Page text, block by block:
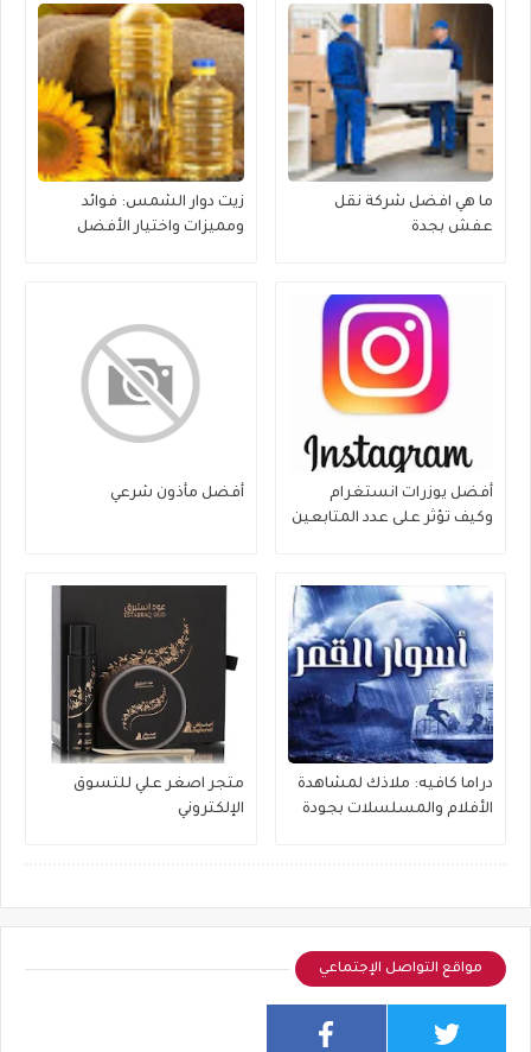
ما هي افضل شركة نقل
عفش بجدة
زيت دوار الشمس: فوائد
ومميزات واختيار الأفضل
أفضل يوزرات انستغرام
وكيف تؤثر على عدد المتابعين
أفضل مأذون شرعي
دراما كافيه: ملاذك لمشاهدة
الأفلام والمسلسلات بجودة
متجر اصغر علي للتسوق
الإلكتروني
مواقع التواصل الإجتماعي